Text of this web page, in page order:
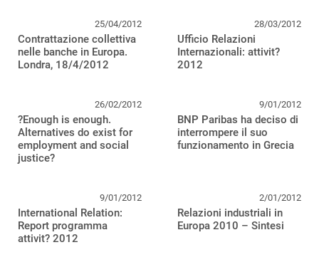
25/04/2012
Contrattazione collettiva
nelle banche in Europa.
Londra, 18/4/2012
28/03/2012
Ufficio Relazioni
Internazionali: attivit?
2012
26/02/2012
?Enough is enough.
Alternatives do exist for
employment and social
justice?
9/01/2012
BNP Paribas ha deciso di
interrompere il suo
funzionamento in Grecia
9/01/2012
International Relation:
Report programma
attivit? 2012
2/01/2012
Relazioni industriali in
Europa 2010 – Sintesi